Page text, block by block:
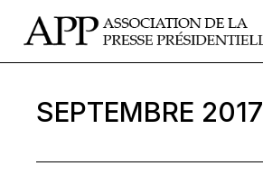
SEPTEMBRE 2017